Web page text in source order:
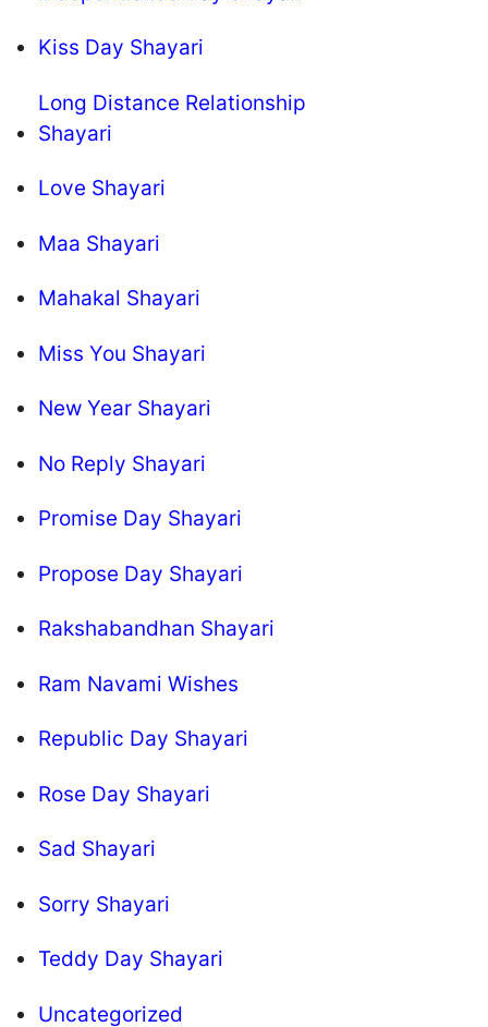
Kiss Day Shayari
Long Distance Relationship
Shayari
Love Shayari
Maa Shayari
Mahakal Shayari
Miss You Shayari
New Year Shayari
No Reply Shayari
Promise Day Shayari
Propose Day Shayari
Rakshabandhan Shayari
Ram Navami Wishes
Republic Day Shayari
Rose Day Shayari
Sad Shayari
Sorry Shayari
Teddy Day Shayari
Uncategorized